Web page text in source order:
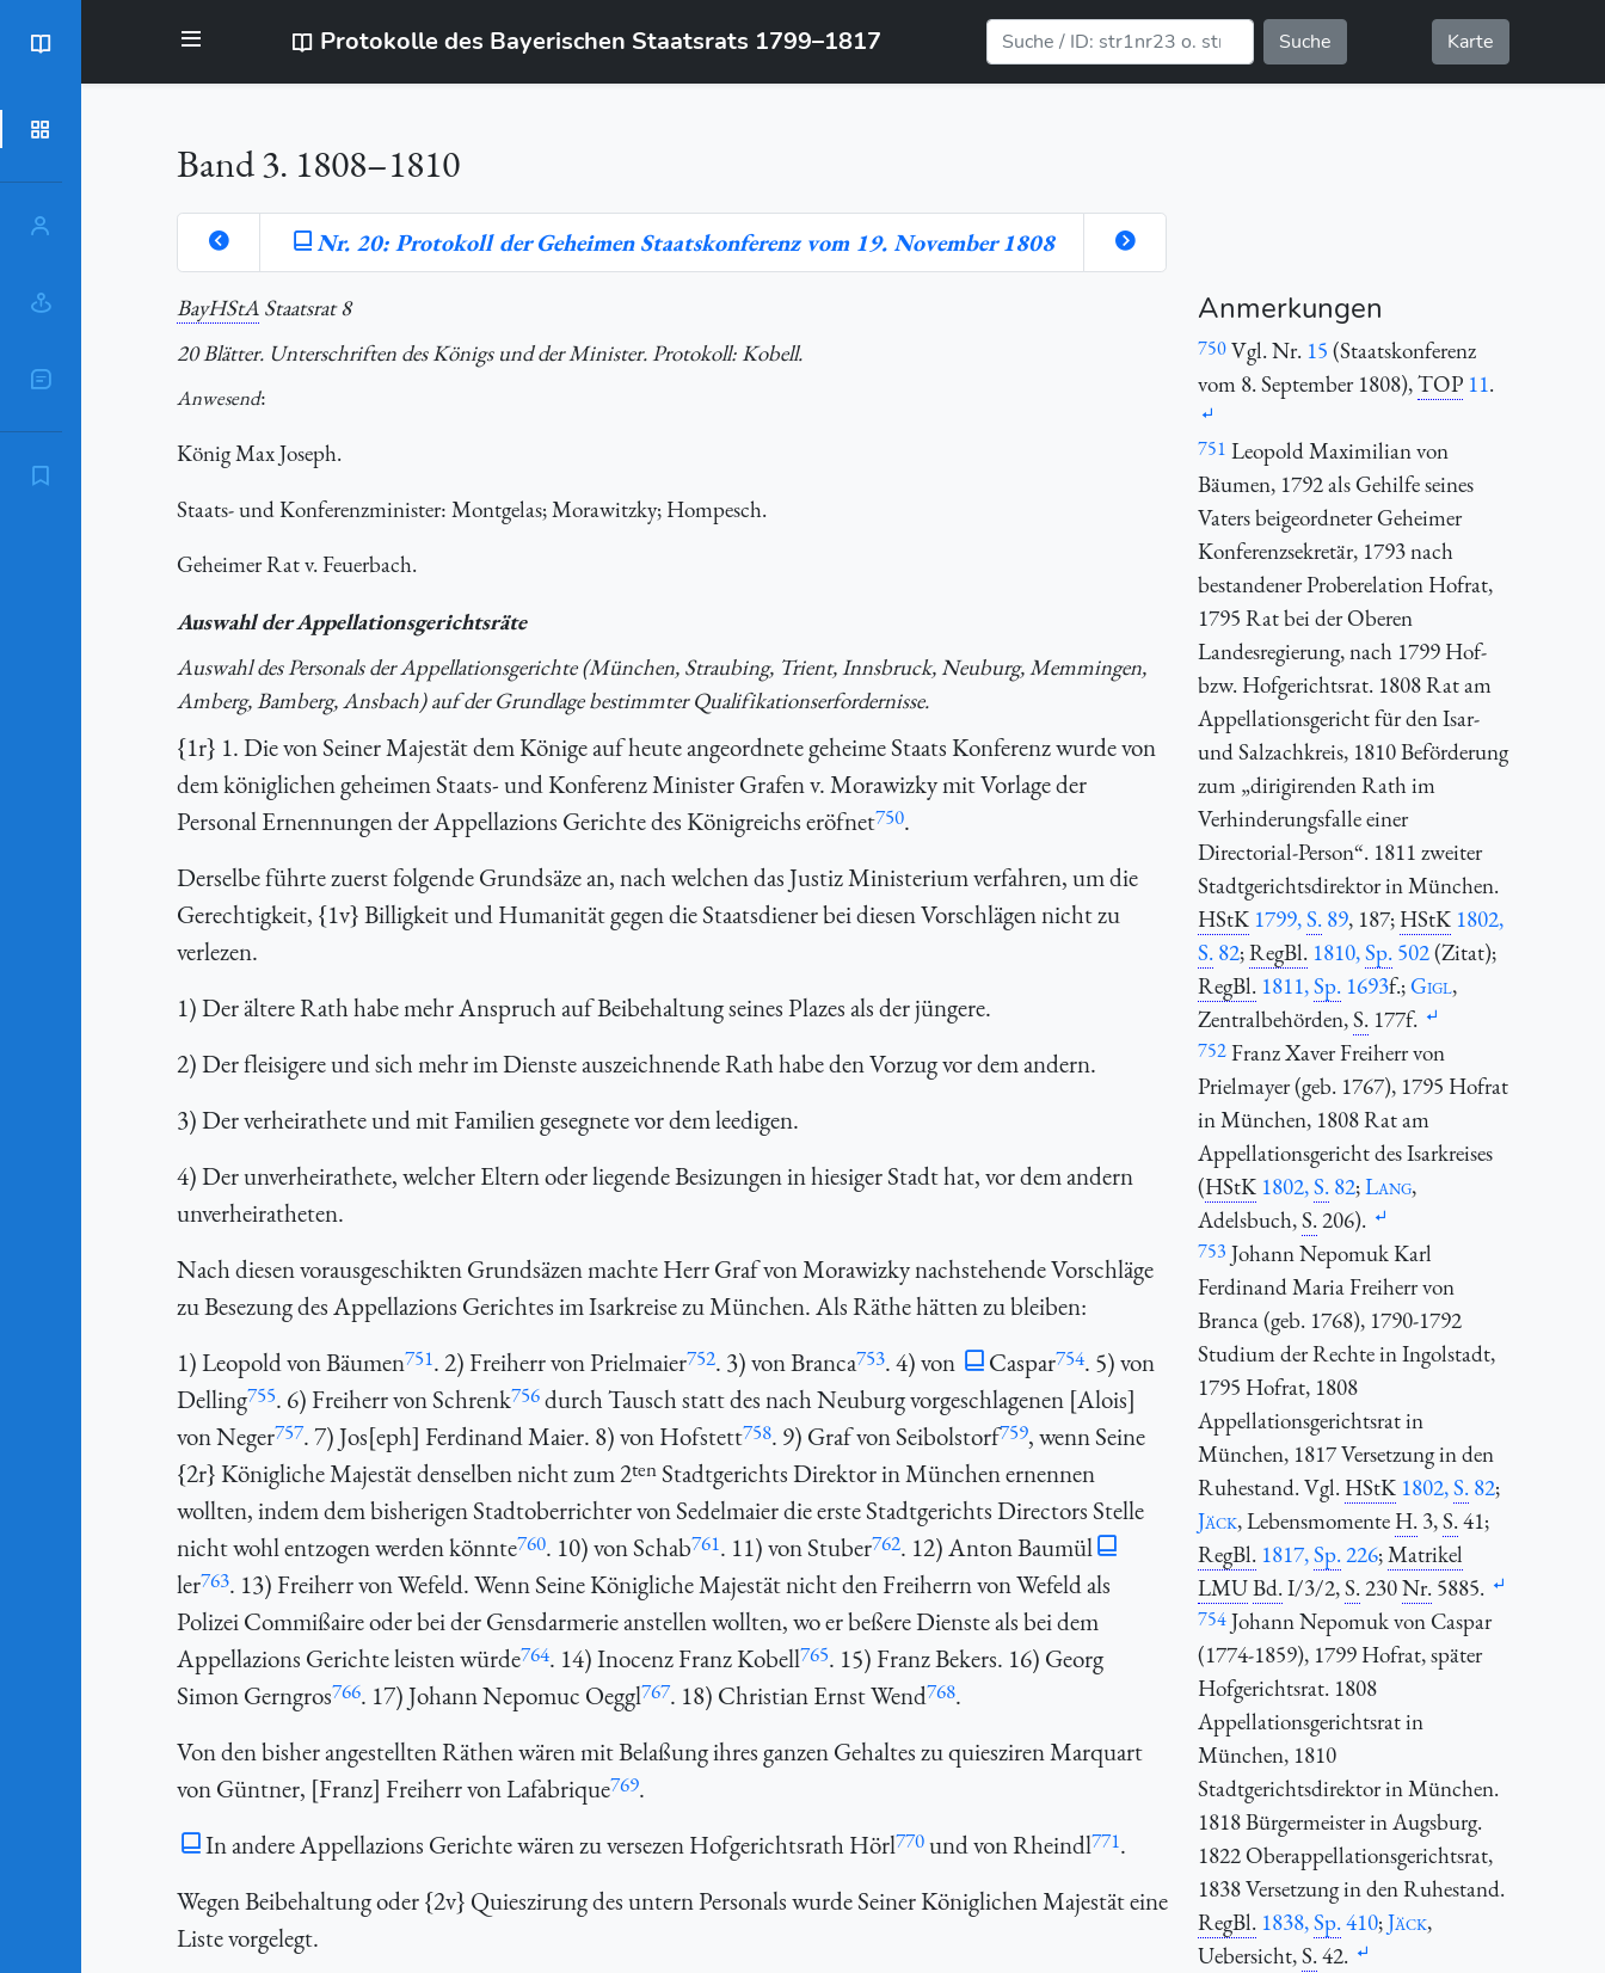
Protokolle des Bayerischen Staatsrats 1799–1817 Suche Karte
Band 3. 1808–1810
Nr. 20: Protokoll der Geheimen Staatskonferenz vom 19. November 1808
BayHStA Staatsrat 8
20 Blätter. Unterschriften des Königs und der Minister. Protokoll: Kobell.
Anwesend:
König Max Joseph.
Staats- und Konferenzminister: Montgelas; Morawitzky; Hompesch.
Geheimer Rat v. Feuerbach.
Auswahl der Appellationsgerichtsräte
Auswahl des Personals der Appellationsgerichte (München, Straubing, Trient, Innsbruck, Neuburg, Memmingen,
Amberg, Bamberg, Ansbach) auf der Grundlage bestimmter Qualifikationserfordernisse.
{1r} 1. Die von Seiner Majestät dem Könige auf heute angeordnete geheime Staats Konferenz wurde von
dem königlichen geheimen Staats- und Konferenz Minister Grafen v. Morawizky mit Vorlage der
Personal Ernennungen der Appellazions Gerichte des Königreichs eröfnet750.
Derselbe führte zuerst folgende Grundsäze an, nach welchen das Justiz Ministerium verfahren, um die
Gerechtigkeit, {1v} Billigkeit und Humanität gegen die Staatsdiener bei diesen Vorschlägen nicht zu
verlezen.
1) Der ältere Rath habe mehr Anspruch auf Beibehaltung seines Plazes als der jüngere.
2) Der fleisigere und sich mehr im Dienste auszeichnende Rath habe den Vorzug vor dem andern.
3) Der verheirathete und mit Familien gesegnete vor dem leedigen.
4) Der unverheirathete, welcher Eltern oder liegende Besizungen in hiesiger Stadt hat, vor dem andern
unverheiratheten.
Nach diesen vorausgeschikten Grundsäzen machte Herr Graf von Morawizky nachstehende Vorschläge
zu Besezung des Appellazions Gerichtes im Isarkreise zu München. Als Räthe hätten zu bleiben:
1) Leopold von Bäumen751. 2) Freiherr von Prielmaier752. 3) von Branca753. 4) von Caspar754. 5) von
Delling755. 6) Freiherr von Schrenk756durch Tausch statt des nach Neuburg vorgeschlagenen [Alois]
von Neger757. 7) Jos[eph] Ferdinand Maier. 8) von Hofstett758. 9) Graf von Seibolstorf759, wenn Seine
{2r} Königliche Majestät denselben nicht zum 2tenStadtgerichts Direktor in München ernennen
wollten, indem dem bisherigen Stadtoberrichter von Sedelmaier die erste Stadtgerichts Directors Stelle
nicht wohl entzogen werden könnte760. 10) von Schab761. 11) von Stuber762. 12) Anton Baumül
ler763. 13) Freiherr von Wefeld. Wenn Seine Königliche Majestät nicht den Freiherrn von Wefeld als
Polizei Commißaire oder bei der Gensdarmerie anstellen wollten, wo er beßere Dienste als bei dem
Appellazions Gerichte leisten würde764. 14) Inocenz Franz Kobell765. 15) Franz Bekers. 16) Georg
Simon Gerngros766. 17) Johann Nepomuc Oeggl767. 18) Christian Ernst Wend768.
Von den bisher angestellten Räthen wären mit Belaßung ihres ganzen Gehaltes zu quiesziren Marquart
von Güntner, [Franz] Freiherr von Lafabrique769.
In andere Appellazions Gerichte wären zu versezen Hofgerichtsrath Hörl770und von Rheindl771.
Wegen Beibehaltung oder {2v} Quieszirung des untern Personals wurde Seiner Königlichen Majestät eine
Liste vorgelegt.
Anmerkungen
750Vgl. Nr. 15 (Staatskonferenz
vom 8. September 1808),TOP 11.
751 Leopold Maximilian von
Bäumen, 1792 als Gehilfe seines
Vaters beigeordneter Geheimer
Konferenzsekretär, 1793 nach
bestandener Proberelation Hofrat,
1795 Rat bei der Oberen
Landesregierung, nach 1799 Hof-
bzw. Hofgerichtsrat. 1808 Rat am
Appellationsgericht für den Isar-
und Salzachkreis, 1810 Beförderung
zum „dirigirenden Rath im
Verhinderungsfalle einer
Directorial-Person“. 1811 zweiter
Stadtgerichtsdirektor in München.
HStK 1799,S. 89, 187; HStK 1802,
S. 82;RegBl. 1810,Sp. 502(Zitat);
RegBl. 1811,Sp. 1693f.;Gigl,
Zentralbehörden,S. 177f.
752Franz Xaver Freiherr von
Prielmayer (geb. 1767), 1795 Hofrat
in München, 1808 Rat am
Appellationsgericht des Isarkreises
(HStK 1802,S. 82;Lang,
Adelsbuch,S.206).
753 Johann Nepomuk Karl
Ferdinand Maria Freiherr von
Branca (geb. 1768), 1790-1792
Studium der Rechte in Ingolstadt,
1795 Hofrat, 1808
Appellationsgerichtsrat in
München, 1817 Versetzung in den
Ruhestand. Vgl. HStK 1802,S. 82;
Jäck, Lebensmomente H. 3,S.41;
RegBl. 1817,Sp.226;Matrikel
LMUBd.I/3/2,S.230Nr. 5885.
754Johann Nepomuk von Caspar
(1774-1859), 1799 Hofrat, später
Hofgerichtsrat. 1808
Appellationsgerichtsrat in
München, 1810
Stadtgerichtsdirektor in München.
1818 Bürgermeister in Augsburg.
1822 Oberappellationsgerichtsrat,
1838 Versetzung in den Ruhestand.
RegBl. 1838,Sp.410;Jäck,
Uebersicht,S.42.